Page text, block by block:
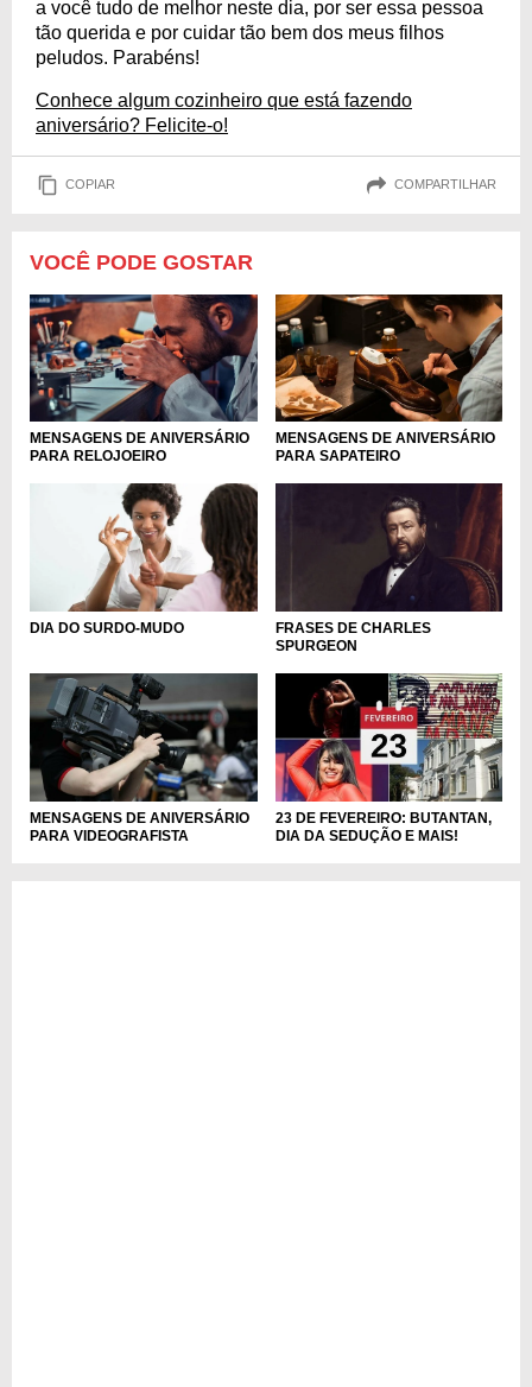
a você tudo de melhor neste dia, por ser essa pessoa
tão querida e por cuidar tão bem dos meus filhos
peludos. Parabéns!
Conhece algum cozinheiro que está fazendo
aniversário? Felicite-o!
COPIAR COMPARTILHAR
VOCÊ PODE GOSTAR
MENSAGENS DE ANIVERSÁRIO
PARA RELOJOEIRO
MENSAGENS DE ANIVERSÁRIO
PARA SAPATEIRO
DIA DO SURDO-MUDO
FRASES DE CHARLES
SPURGEON
MENSAGENS DE ANIVERSÁRIO
PARA VIDEOGRAFISTA
23 DE FEVEREIRO: BUTANTAN,
DIA DA SEDUÇÃO E MAIS!